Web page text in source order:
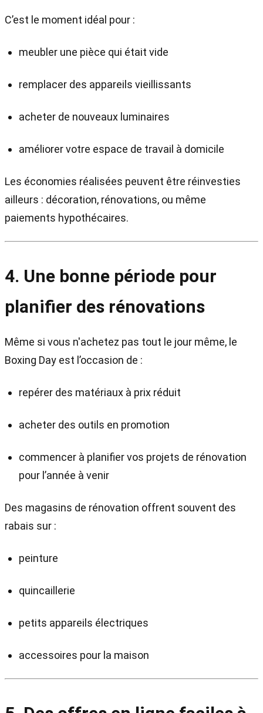
C’est le moment idéal pour :
meubler une pièce qui était vide
remplacer des appareils vieillissants
acheter de nouveaux luminaires
améliorer votre espace de travail à domicile
Les économies réalisées peuvent être réinvesties
ailleurs : décoration, rénovations, ou même
paiements hypothécaires.
4. Une bonne période pour
planifier des rénovations
Même si vous n'achetez pas tout le jour même, le
Boxing Day est l’occasion de :
repérer des matériaux à prix réduit
acheter des outils en promotion
commencer à planifier vos projets de rénovation
pour l’année à venir
Des magasins de rénovation offrent souvent des
rabais sur :
peinture
quincaillerie
petits appareils électriques
accessoires pour la maison